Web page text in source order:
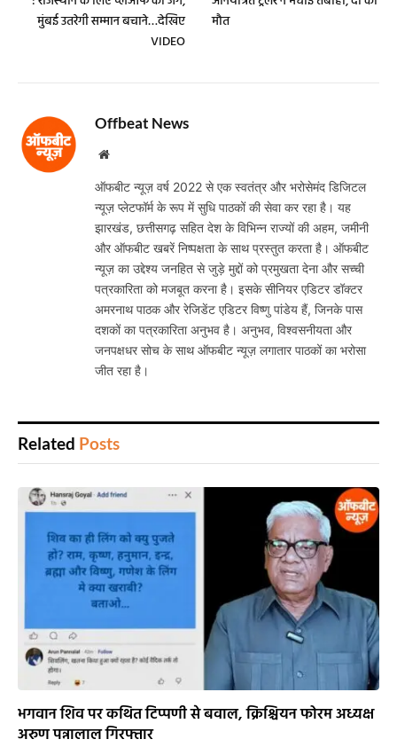
मुंबई उतरेगी सम्मान बचाने…देखिए
VIDEO
मौत
Offbeat News
Website
ऑफबीट न्यूज़ वर्ष 2022 से एक स्वतंत्र और भरोसेमंद डिजिटल
न्यूज़ प्लेटफॉर्म के रूप में सुधि पाठकों की सेवा कर रहा है। यह
झारखंड, छत्तीसगढ़ सहित देश के विभिन्न राज्यों की अहम, जमीनी
और ऑफबीट खबरें निष्पक्षता के साथ प्रस्तुत करता है। ऑफबीट
न्यूज़ का उद्देश्य जनहित से जुड़े मुद्दों को प्रमुखता देना और सच्ची
पत्रकारिता को मजबूत करना है। इसके सीनियर एडिटर डॉक्टर
अमरनाथ पाठक और रेजिडेंट एडिटर विष्णु पांडेय हैं, जिनके पास
दशकों का पत्रकारिता अनुभव है। अनुभव, विश्वसनीयता और
जनपक्षधर सोच के साथ ऑफबीट न्यूज़ लगातार पाठकों का भरोसा
जीत रहा है।
Related Posts
भगवान शिव पर कथित टिप्पणी से बवाल, क्रिश्चियन फोरम अध्यक्ष
अरुण पन्नालाल गिरफ्तार